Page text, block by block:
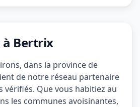
à Bertrix
dans la province de
de notre réseau partenaire
vérifiés. Que vous habitiez au
les communes avoisinantes,